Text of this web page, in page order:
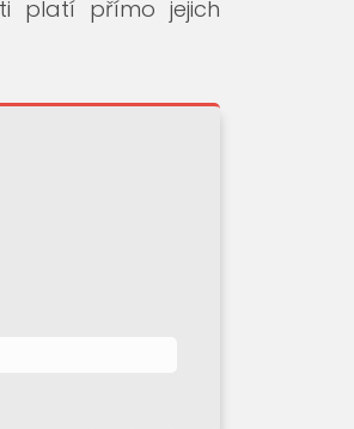
platí přímo jejich